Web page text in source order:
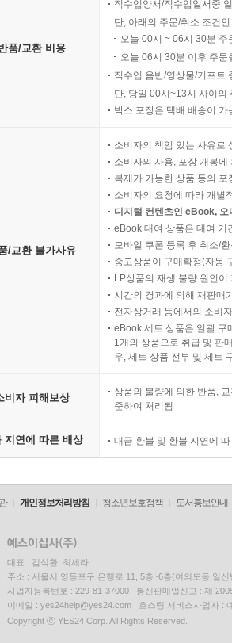
품/교환 비용
직수입양서/직수입일서중
단, 아래의 주문/취소 조건
오늘 00시 ~ 06시 30분
오늘 06시 30분 이후 주
직수입 음반/영상물/기프트
단, 당일 00시~13시 사이의
박스 포장은 택배 배송이
/교환 불가사유
소비자의 책임 있는 사유로
소비자의 사용, 포장 개봉
복제가 가능한 상품 등의
소비자의 요청에 따라 개별
디지털 컨텐츠인 eBook,
eBook 대여 상품은 대여 기
모바일 쿠폰 등록 후 취소/
중고상품이 구매확정(자동
LP상품의 재생 불량 원인
시간의 경과에 의해 재판매
전자상거래 등에서의 소비
eBook 세트 상품은 일괄 구
1개의 상품으로 취급 및 판
우, 세트 상품 전부 및 세트
비자 피해보상
상품의 불량에 의한 반품,
준하여 처리됨
지연에 따른 배상 대금 환불 및 환불 지연에
개인정보처리방침 청소년보호정책 도서홍보안내
대표 : 김석환, 최세라
주소 : 서울시 영등포구 은행로 11, 5층~6층(여의도동,일신
사업자등록번호 : 229-81-37000 통신판매업신고 : 제
이메일 : yes24help@yes24.com 호스팅 서비스사업자 :
Copyright ⓒ YES24 Corp. All Rights Reserved.